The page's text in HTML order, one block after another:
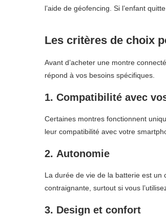
l’aide de géofencing. Si l’enfant
Les critères de choix
Avant d’acheter une montre
répond à vos besoins spécifiques.
1. Compatibilité avec
Certaines montres fonctionnent
leur compatibilité avec votre
2. Autonomie
La durée de vie de la batterie est un
contraignante, surtout si vous
3. Design et confort